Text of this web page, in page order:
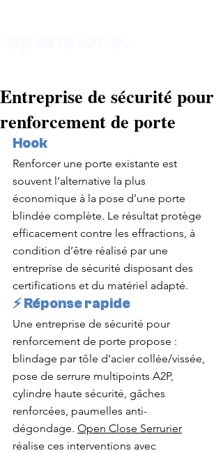
Boutique au 135 rue de Vaugirard 75015 Paris
Entreprise de sécurité pour
renforcement de porte
Hook
Renforcer une porte existante est
souvent l’alternative la plus
économique à la pose d’une porte
blindée complète. Le résultat protège
efficacement contre les effractions, à
condition d’être réalisé par une
entreprise de sécurité disposant des
certifications et du matériel adapté.
⚡ Réponse rapide
Une entreprise de sécurité pour
renforcement de porte propose :
blindage par tôle d’acier collée/vissée,
pose de serrure multipoints A2P,
cylindre haute sécurité, gâches
renforcées, paumelles anti-
dégondage. Open Close Serrurier
réalise ces interventions avec